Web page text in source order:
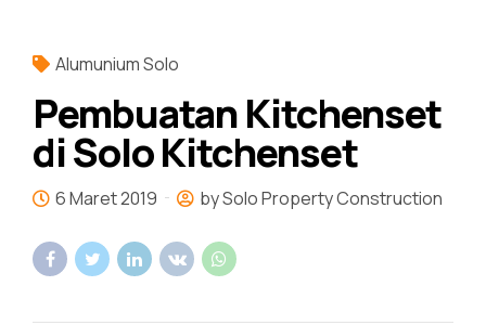
Alumunium Solo
Pembuatan Kitchenset
di Solo Kitchenset
6 Maret 2019 by Solo Property Construction